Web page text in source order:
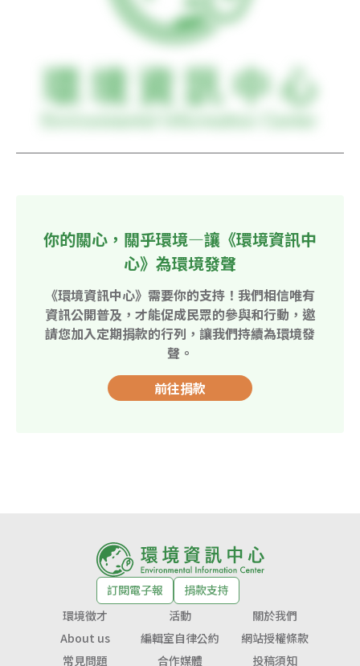
你的關心，關乎環境—讓《環境資訊中
心》為環境發聲
《環境資訊中心》需要你的支持！我們相信唯有
資訊公開普及，才能促成民眾的參與和行動，邀
請您加入定期捐款的行列，讓我們持續為環境發
聲。
前往捐款
訂閱電子報
捐款支持
環境徵才
活動
關於我們
About us
編輯室自律公約
網站授權條款
常見問題
合作媒體 投稿須知